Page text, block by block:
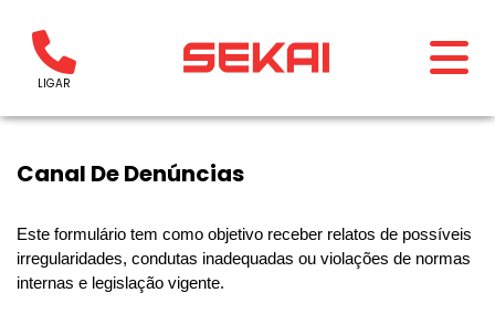
LIGAR
Canal De Denúncias
Este formulário tem como objetivo receber relatos de possíveis
irregularidades, condutas inadequadas ou violações de normas
internas e legislação vigente.